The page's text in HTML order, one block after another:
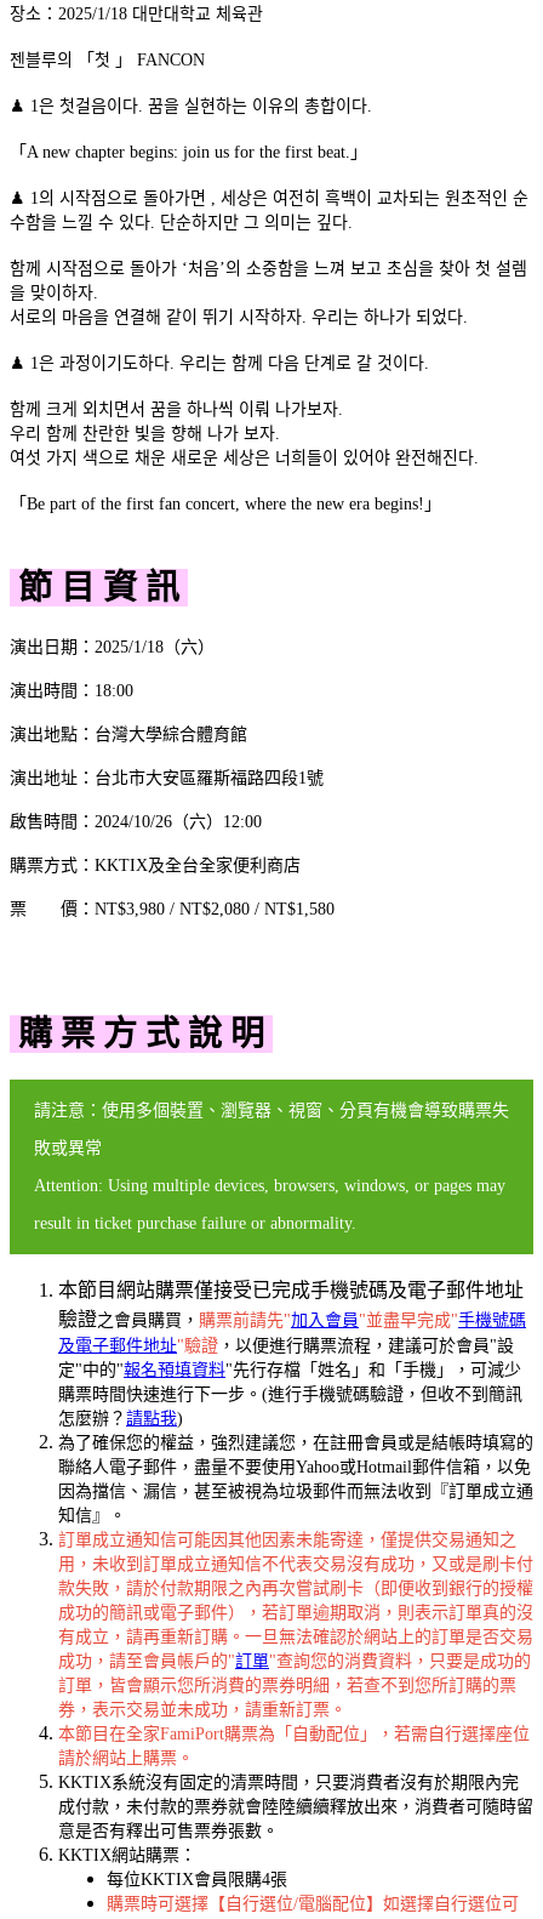
장소：2025/1/18 대만대학교 체육관
젠블루의 「첫 」 FANCON
♟ 1은 첫걸음이다. 꿈을 실현하는 이유의 총합이다.
「A new chapter begins: join us for the first beat.」
♟ 1의 시작점으로 돌아가면 , 세상은 여전히 흑백이 교차되는 원초적인 순
수함을 느낄 수 있다. 단순하지만 그 의미는 깊다.
함께 시작점으로 돌아가 ‘처음’의 소중함을 느껴 보고 초심을 찾아 첫 설렘
을 맞이하자.
서로의 마음을 연결해 같이 뛰기 시작하자. 우리는 하나가 되었다.
♟ 1은 과정이기도하다. 우리는 함께 다음 단계로 갈 것이다.
함께 크게 외치면서 꿈을 하나씩 이뤄 나가보자.
우리 함께 찬란한 빛을 향해 나가 보자.
여섯 가지 색으로 채운 새로운 세상은 너희들이 있어야 완전해진다.
「Be part of the first fan concert, where the new era begins!」
節 目 資 訊
演出日期：2025/1/18（六）
演出時間：18:00
演出地點：台灣大學綜合體育館
演出地址：台北市大安區羅斯福路四段1號
啟售時間：2024/10/26（六）12:00
購票方式：KKTIX及全台全家便利商店
票 價：NT$3,980 / NT$2,080 / NT$1,580
購 票 方 式 說 明
請注意：使用多個裝置、瀏覽器、視窗、分頁有機會導致購票失
敗或異常
Attention: Using multiple devices, browsers, windows, or pages may
result in ticket purchase failure or abnormality.
本節目網站購票僅接受已完成手機號碼及電子郵件地址
驗證之會員購買， 購票前請先"加入會員 "並盡早完成"手機號碼
及電子郵件地址"驗證 ，以便進行購票流程，建議可於會員"設
定"中的"報名預填資料"先行存檔「姓名」和「手機」，可減少
購票時間快速進行下一步。(進行手機號碼驗證，但收不到簡訊
怎麼辦？ 請點我)
為了確保您的權益，強烈建議您，在註冊會員或是結帳時填寫的
聯絡人電子郵件，盡量不要使用Yahoo或Hotmail郵件信箱，以免
因為擋信、漏信，甚至被視為垃圾郵件而無法收到『訂單成立通
知信』。
訂單成立通知信可能因其他因素未能寄達，僅提供交易通知之
用，未收到訂單成立通知信不代表交易沒有成功，又或是刷卡付
款失敗，請於付款期限之內再次嘗試刷卡（即便收到銀行的授權
成功的簡訊或電子郵件），若訂單逾期取消，則表示訂單真的沒
有成立，請再重新訂購。一旦無法確認於網站上的訂單是否交易
成功，請至會員帳戶的"訂單"查詢您的消費資料，只要是成功的
訂單，皆會顯示您所消費的票券明細，若查不到您所訂購的票
券，表示交易並未成功，請重新訂票。
本節目在全家FamiPort購票為「自動配位」，若需自行選擇座位
請於網站上購票。
KKTIX系統沒有固定的清票時間，只要消費者沒有於期限內完
成付款，未付款的票券就會陸陸續續釋放出來，消費者可隨時留
意是否有釋出可售票券張數。
KKTIX網站購票：
每位KKTIX會員限購4張
購票時可選擇【自行選位/電腦配位】如選擇自行選位可